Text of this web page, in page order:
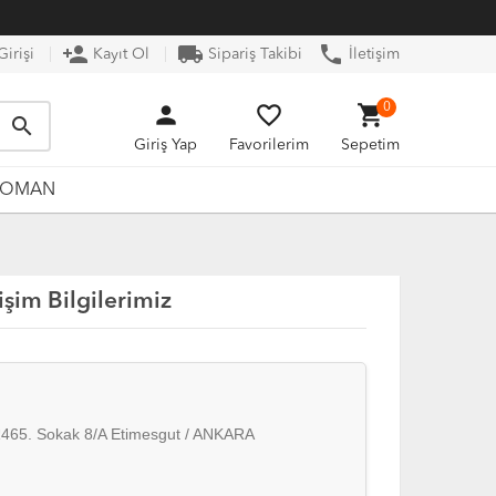
person_add Kayıt Ol local_shipping Sipariş Takibi phone İletişim
search person
Giriş Yap
favorite_border
Favorilerim
shopping_cart
Sepetim
0
Bilgilerimiz
Sokak 8/A Etimesgut / ANKARA